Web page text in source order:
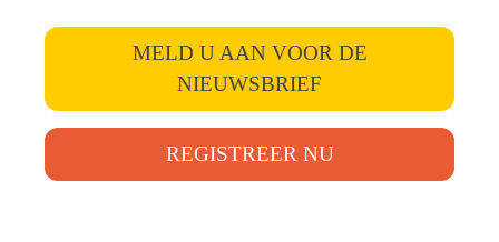
MELD U AAN VOOR DE
NIEUWSBRIEF
REGISTREER NU